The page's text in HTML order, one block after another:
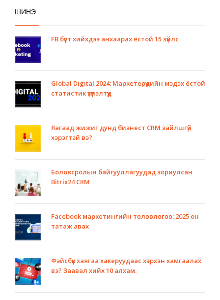
ШИНЭ
FB бүүст хийхдээ анхаарах ёстой 15 зүйлс
Global Digital 2024: Маркетерүүдийн мэдэх ёстой
статистик үзүүлэлтүүд
Яагаад жижиг дунд бизнест CRM зайлшгүй
хэрэгтэй вэ?
Боловсролын байгууллагуудад зориулсан
Bitrix24 CRM
Facebook маркетингийн төлөвлөгөө: 2025 он
татаж авах
Фэйсбүүк хаягаа хакеруудаас хэрхэн хамгаалах
вэ? Заавал хийх 10 алхам.